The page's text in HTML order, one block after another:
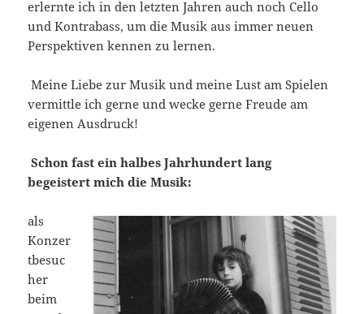
erlernte ich in den letzten Jahren auch noch Cello
und Kontrabass, um die Musik aus immer neuen
Perspektiven kennen zu lernen.
Meine Liebe zur Musik und meine Lust am Spielen
vermittle ich gerne und wecke gerne Freude am
eigenen Ausdruck!
Schon fast ein halbes Jahrhundert lang
begeistert mich die Musik:
als
Konzer
tbesuc
her
beim